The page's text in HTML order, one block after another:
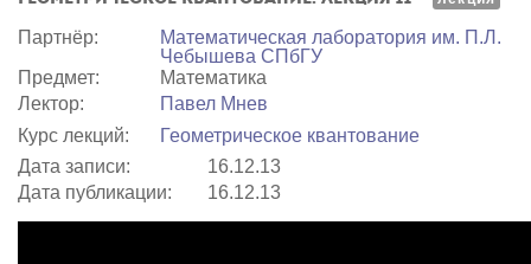
Партнёр:
Математичеcкая лаборатория им. П.Л.
Чебышева СПбГУ
Предмет:
Математика
Лектор:
Павел Мнев
Курс лекций:
Геометрическое квантование
Дата записи:
16.12.13
Дата публикации:
16.12.13